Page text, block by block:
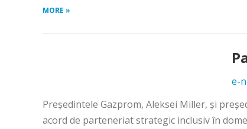
MORE »
e-
Preşedintele Gazprom, Aleksei Miller, şi
acord de parteneriat strategic inclusiv în